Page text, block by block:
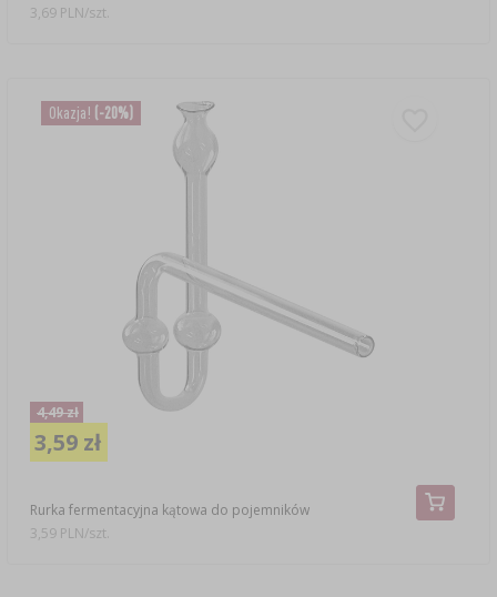
3,69 PLN/szt.
Okazja! (-20%)
Rurka fermentacyjna kątowa do pojemników
4,49 zł
3,59 zł
3,59 PLN/szt.